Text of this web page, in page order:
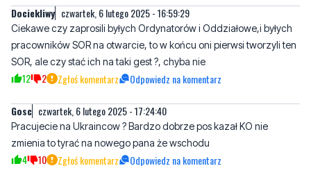
Dociekliwy czwartek, 6 lutego 2025 - 16:59:29
Ciekawe czy zaprosili byłych Ordynatorów i Oddziałowe,i byłych
pracowników SOR na otwarcie, to w końcu oni pierwsi tworzyli ten
SOR, ale czy stać ich na taki gest ?, chyba nie
12 2 Zgłoś komentarz Odpowiedz na komentarz
Gosc czwartek, 6 lutego 2025 - 17:24:40
Pracujecie na Ukraincow ? Bardzo dobrze pos kazał KO nie
zmienia to tyrać na nowego pana że wschodu
4 10 Zgłoś komentarz Odpowiedz na komentarz